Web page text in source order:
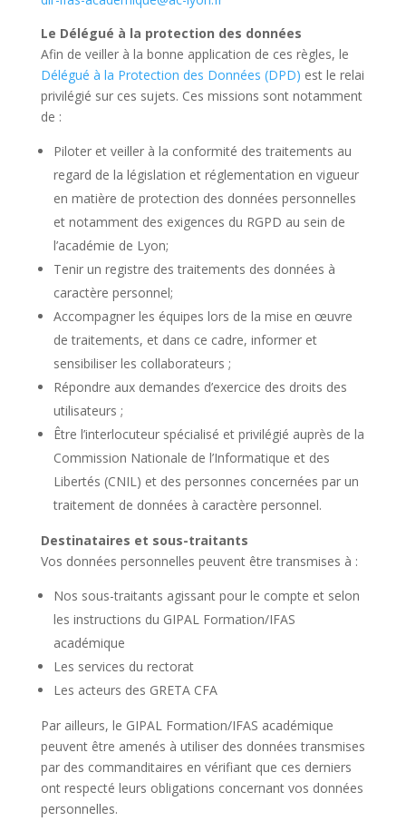
Le Délégué à la protection des données
Afin de veiller à la bonne application de ces règles, le
Délégué à la Protection des Données (DPD) est le relai
privilégié sur ces sujets. Ces missions sont notamment
de :
Piloter et veiller à la conformité des traitements au
regard de la législation et réglementation en vigueur
en matière de protection des données personnelles
et notamment des exigences du RGPD au sein de
l’académie de Lyon;
Tenir un registre des traitements des données à
caractère personnel;
Accompagner les équipes lors de la mise en œuvre
de traitements, et dans ce cadre, informer et
sensibiliser les collaborateurs ;
Répondre aux demandes d’exercice des droits des
utilisateurs ;
Être l’interlocuteur spécialisé et privilégié auprès de la
Commission Nationale de l’Informatique et des
Libertés (CNIL) et des personnes concernées par un
traitement de données à caractère personnel.
Destinataires et sous-traitants
Vos données personnelles peuvent être transmises à :
Nos sous-traitants agissant pour le compte et selon
les instructions du GIPAL Formation/IFAS
académique
Les services du rectorat
Les acteurs des GRETA CFA
Par ailleurs, le GIPAL Formation/IFAS académique
peuvent être amenés à utiliser des données transmises
par des commanditaires en vérifiant que ces derniers
ont respecté leurs obligations concernant vos données
personnelles.